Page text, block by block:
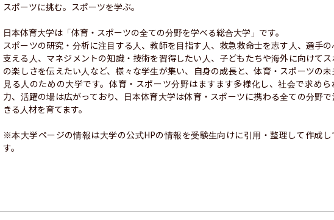
スポーツに挑む。スポーツを学ぶ。
日本体育大学は「体育・スポーツの全ての分野を学べる総合大学」です。
スポーツの研究・分析に注目する人、教師を目指す人、救急救命士を志す人、選手の
支える人、マネジメントの知識・技術を習得したい人、子どもたちや海外に向けてス
の楽しさを伝えたい人など、様々な学生が集い、自身の成長と、体育・スポーツの未
見る人のための大学です。体育・スポーツ分野はますます多様化し、社会で求めら
力、活躍の場は広がっており、日本体育大学は体育・スポーツに携わる全ての分野で
きる人材を育てます。
※本大学ページの情報は大学の公式HPの情報を受験生向けに引用・整理して作成し
す。